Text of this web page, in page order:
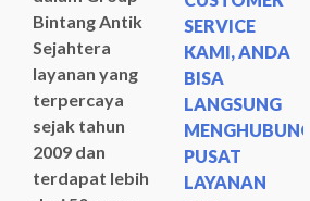
Bintang Antik
Sejahtera
layanan yang
terpercaya
sejak tahun
2009 dan
terdapat lebih
SERVICE
KAMI, ANDA
BISA
LANGSUNG
MENGHUBUNGI
PUSAT
LAYANAN